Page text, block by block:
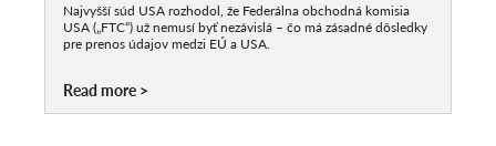
Najvyšší súd USA rozhodol, že Federálna obchodná komisia
USA („FTC“) už nemusí byť nezávislá – čo má zásadné dôsledky
pre prenos údajov medzi EÚ a USA.
Read more